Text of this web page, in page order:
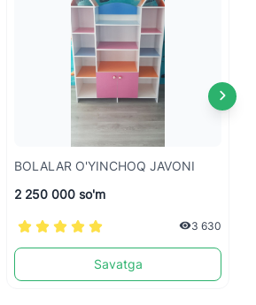
BOLALAR O'YINCHOQ JAVONI
2 250 000 so'm
3 630
Savatga